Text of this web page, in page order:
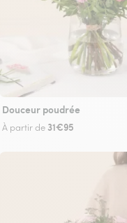
Douceur poudrée
À partir de 31€95